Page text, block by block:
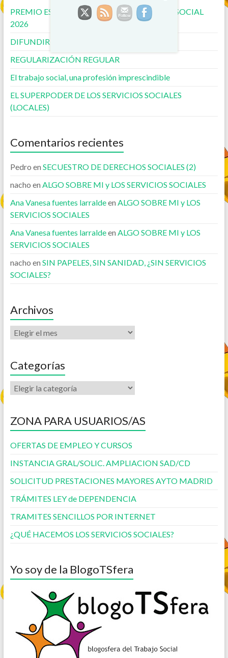
PREMIO ESTATAL (TS) de COMUNICACIÓN SOCIAL
2026
DIFUNDIR SERVICIOS SOCIALES
REGULARIZACIÓN REGULAR
El trabajo social, una profesión imprescindible
EL SUPERPODER DE LOS SERVICIOS SOCIALES
(LOCALES)
Comentarios recientes
Pedro en SECUESTRO DE DERECHOS SOCIALES (2)
nacho en ALGO SOBRE MI y LOS SERVICIOS SOCIALES
Ana Vanesa fuentes larraldeen ALGO SOBRE MI y LOS
SERVICIOS SOCIALES
Ana Vanesa fuentes larraldeen ALGO SOBRE MI y LOS
SERVICIOS SOCIALES
nacho en SIN PAPELES, SIN SANIDAD, ¿SIN SERVICIOS
SOCIALES?
Archivos
Categorías
ZONA PARA USUARIOS/AS
OFERTAS DE EMPLEO Y CURSOS
INSTANCIA GRAL/SOLIC. AMPLIACION SAD/CD
SOLICITUD PRESTACIONES MAYORES AYTO MADRID
TRÁMITES LEY de DEPENDENCIA
TRAMITES SENCILLOS POR INTERNET
¿QUÉ HACEMOS LOS SERVICIOS SOCIALES?
Yo soy de la BlogoTSfera